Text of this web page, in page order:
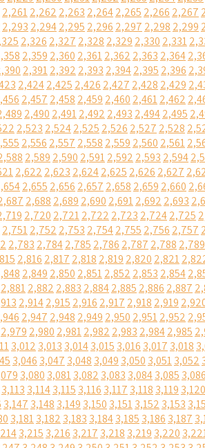
2,2612,262 2,263 2,2642,265 2,266 2,267
2,293 2,2942,295 2,296 2,297 2,298 2,299
2,326 2,327 2,328 2,329 2,330 2,331
2,359 2,360 2,3612,362 2,363 2,364
2,3912,392 2,393 2,3942,395 2,396
2,4242,425 2,426 2,427 2,428 2,429
2,457 2,458 2,459 2,460 2,4612,462
2,490 2,4912,492 2,493 2,4942,495
2,523 2,5242,525 2,526 2,527 2,528
2,556 2,557 2,558 2,559 2,560 2,561
2,589 2,590 2,5912,592 2,593 2,594
2,622 2,623 2,6242,625 2,626 2,627
2,655 2,656 2,657 2,658 2,659 2,660
2,688 2,689 2,690 2,6912,692 2,693
2,720 2,7212,722 2,723 2,7242,725
2,7512,752 2,753 2,7542,755 2,756 2,757
2,783 2,7842,785 2,786 2,787 2,788 2,789
2,816 2,817 2,818 2,819 2,820 2,821
2,849 2,850 2,8512,852 2,853 2,854
2,8812,882 2,883 2,8842,885 2,886 2,887
2,9142,915 2,916 2,917 2,918 2,919
2,947 2,948 2,949 2,950 2,9512,952
2,979 2,980 2,9812,982 2,983 2,9842,985
3,012 3,013 3,0143,015 3,016 3,017 3,018
3,046 3,047 3,048 3,049 3,050 3,0513,052
3,080 3,0813,082 3,083 3,0843,085 3,086
3,113 3,1143,115 3,116 3,117 3,118 3,119 3,120
3,147 3,148 3,149 3,150 3,1513,152 3,153
3,1813,182 3,183 3,1843,185 3,186 3,187
3,215 3,216 3,217 3,218 3,219 3,220